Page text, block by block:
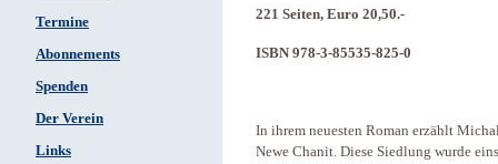
Termine
Abonnements
Spenden
Der Verein
Links
221 Seiten, Euro 20,50.-
ISBN 978-3-85535-825-0
In ihrem neuesten Roman erzählt
Newe Chanit. Diese Siedlung wurde